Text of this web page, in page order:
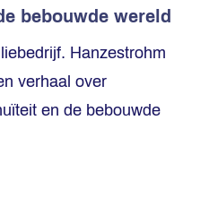
bebouwde wereld
Hanzestrohm
verhaal over
en de bebouwde